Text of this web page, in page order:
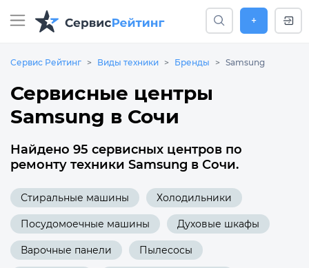
+
Сервис Рейтинг Виды техники Бренды Samsung
Сервисные центры
Samsung в Сочи
Найдено 95 сервисных центров по
ремонту техники Samsung в Сочи.
Стиральные машины Холодильники
Посудомоечные машины Духовые шкафы
Варочные панели Пылесосы